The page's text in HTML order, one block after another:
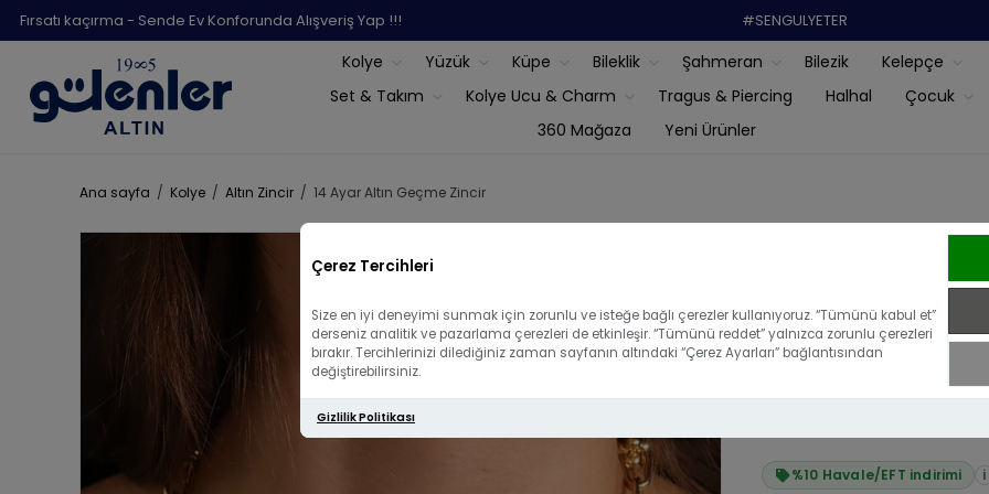
Çerez Tercihleri
Size en iyi deneyimi sunmak için zorunlu ve isteğe bağlı çerezler kullanıyoruz. “Tümünü kabul et”
derseniz analitik ve pazarlama çerezleri de etkinleşir. “Tümünü reddet” yalnızca zorunlu çerezleri
bırakır. Tercihlerinizi dilediğiniz zaman sayfanın altındaki “Çerez Ayarları” bağlantısından
değiştirebilirsiniz.
Gizlilik Politikası
Fırsatı kaçırma - Sende Ev Konforunda Alışveriş Yap !!! #SENGULYETER
Kolye Yüzük Küpe Bileklik Şahmeran Bilezik
Kelepçe
Set & Takım
Kolye Ucu & Charm Tragus & Piercing Halhal
Çocuk
360 Mağaza
Yeni Ürünler
Ana sayfa / Kolye / Altın Zincir / 14 Ayar Altın Geçme Zincir
14 Ayar
| Bu ürünü ilk
%10 Havale/EFT indirimi i